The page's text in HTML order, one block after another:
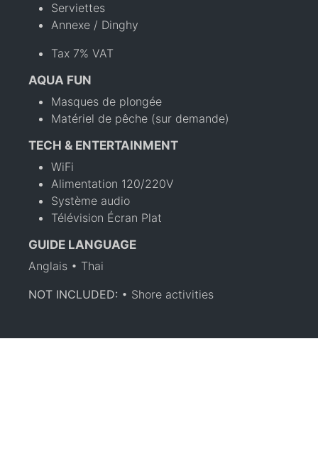
Serviettes
Annexe / Dinghy
Tax 7% VAT
AQUA FUN
Masques de plongée
Matériel de pêche (sur demande)
TECH & ENTERTAINMENT
WiFi
Alimentation 120/220V
Système audio
Télévision Écran Plat
GUIDE LANGUAGE
Anglais • Thai
NOT INCLUDED: • Shore activities